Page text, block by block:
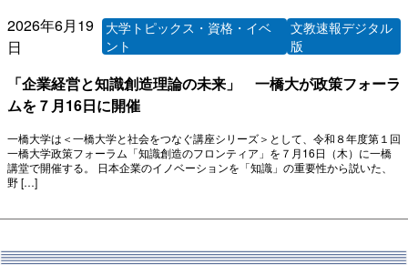
2026年6月19
日
大学トピックス・資格・イベ
ント
文教速報デジタル
版
「企業経営と知識創造理論の未来」 ⼀橋⼤が政策フォーラ
ムを７⽉16⽇に開催
⼀橋⼤学は＜⼀橋⼤学と社会をつなぐ講座シリーズ＞として、令和８年度第１回
⼀橋⼤学政策フォーラム「知識創造のフロンティア」を７⽉16⽇（⽊）に⼀橋
講堂で開催する。 日本企業のイノベーションを「知識」の重要性から説いた、
野 […]